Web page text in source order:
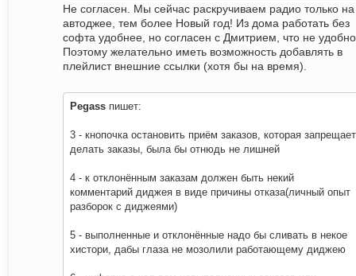
Не согласен. Мы сейчас раскручиваем радио только на
автоджее, тем более Новый год! Из дома работать без
софта удобнее, но согласен с Дмитрием, что не
Поэтому желательно иметь возможность добавлять в
плейлист внешние ссылки (хотя бы на время).
Pegass пишет:
3 - кнопочка остановить приём заказов, которая запрещает
делать заказы, была бы отнюдь не лишней
4 - к отклонённым заказам должен быть некий
комментарий диджея в виде причины отказа(личный опыт
разборок с диджеями)
5 - выполненные и отклонённые надо бы сливать в некое
хистори, дабы глаза не мозолили работающему диджею